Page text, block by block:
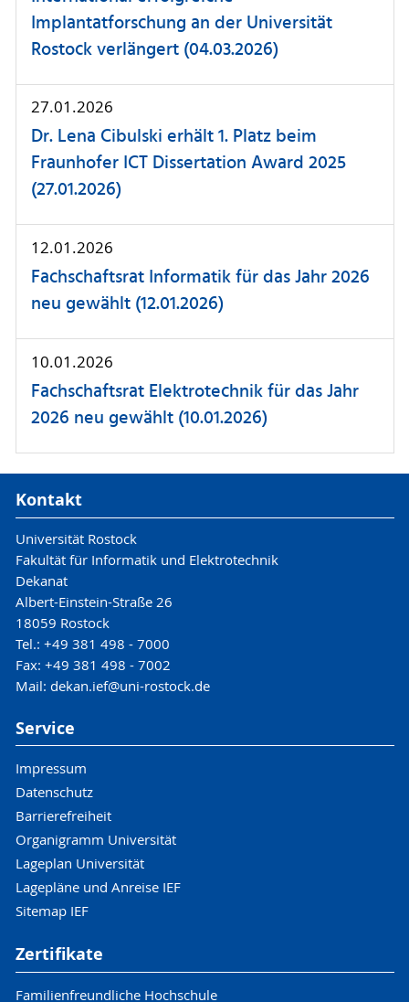
Implantatforschung an der Universität
Rostock verlängert (04.03.2026)
27.01.2026
Dr. Lena Cibulski erhält 1. Platz beim
Fraunhofer ICT Dissertation Award 2025
(27.01.2026)
12.01.2026
Fachschaftsrat Informatik für das Jahr 2026
neu gewählt (12.01.2026)
10.01.2026
Fachschaftsrat Elektrotechnik für das Jahr
2026 neu gewählt (10.01.2026)
Kontakt
Universität Rostock
Fakultät für Informatik und Elektrotechnik
Dekanat
Albert-Einstein-Straße 26
18059 Rostock
Tel.: +49 381 498 - 7000
Fax: +49 381 498 - 7002
Mail: dekan.ief@uni-rostock.de
Service
Impressum
Datenschutz
Barrierefreiheit
Organigramm Universität
Lageplan Universität
Lagepläne und Anreise IEF
Sitemap IEF
Zertifikate
Familienfreundliche Hochschule